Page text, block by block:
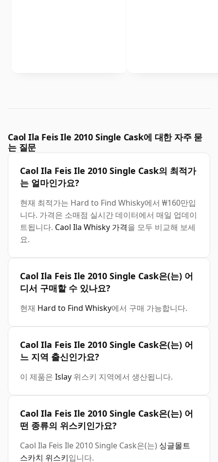
Caol Ila Feis Ile 2010 Single Cask에 대한 자주 묻
는 질문
Caol Ila Feis Ile 2010 Single Cask의 최적가
는 얼마인가요?
현재 최적가는 Hard to Find Whisky에서 ₩160만입
니다. 가격은 소매점 실시간 데이터에서 매일 업데이
트됩니다. Caol Ila Whisky 가격을 모두 비교해 보세
요.
Caol Ila Feis Ile 2010 Single Cask은(는) 어
디서 구매할 수 있나요?
현재 Hard to Find Whisky에서 구매 가능합니다.
Caol Ila Feis Ile 2010 Single Cask은(는) 어
느 지역 출신인가요?
이 제품은 Islay 위스키 지역에서 생산됩니다.
Caol Ila Feis Ile 2010 Single Cask은(는) 어
떤 종류의 위스키인가요?
Caol Ila Feis Ile 2010 Single Cask은(는) 싱글몰트
스카치 위스키입니다.